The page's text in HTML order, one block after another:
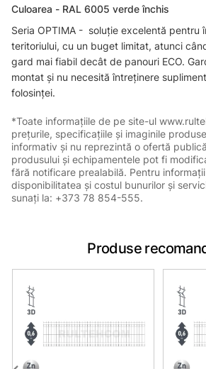
Сuloarea - RAL 6005 verde închis
Seria OPTIMA - soluție excelentă pentru
teritoriului, cu un buget limitat, atunci
gard mai fiabil decât de panouri ECO.
montat și nu necesită întreținere
folosinței.
*Toate informațiile de pe site-ul
prețurile, specificațiile și imaginile
informativ și nu reprezintă o ofertă
produsului și echipamentele pot fi
fără notificare prealabilă. Pentru
disponibilitatea și costul bunurilor și
sunați la: +373 78 854-555.
Produse